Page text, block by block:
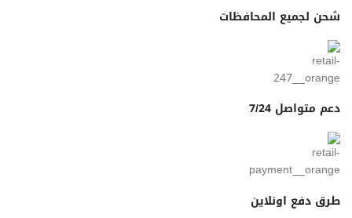
شحن لجميع المحافظات
دعم متواصل 7/24
طرق دفع اونلاين